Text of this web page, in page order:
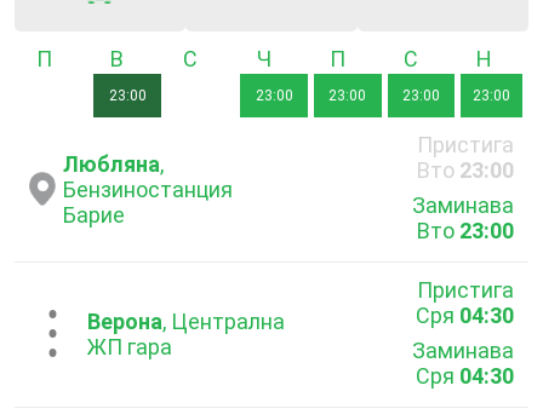
ПонеделникВторник
23:00
Четвъртък
23:00 23:00
Събота
23:00 23:00
Любляна,
Бензиностанция
Барие
Пристига
Вто 23:00
Заминава
Вто 23:00
...Верона, Централна
ЖП гара
Пристига
Сря 04:30
Заминава
Сря 04:30